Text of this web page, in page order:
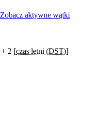
Zobacz aktywne wątki
+ 2 [czas letni (DST)]